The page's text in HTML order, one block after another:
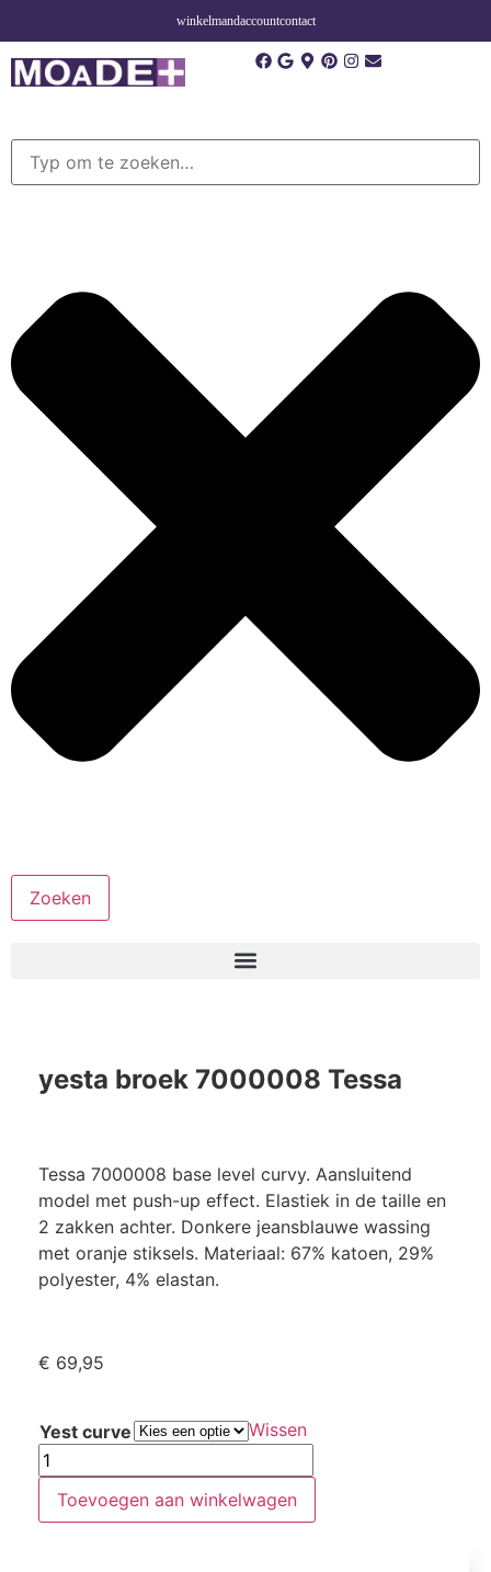
winkelmandaccountcontact
Zoeken
yesta broek 7000008 Tessa
Tessa 7000008 base level curvy. Aansluitend
model met push-up effect. Elastiek in de taille en
2 zakken achter. Donkere jeansblauwe wassing
met oranje stiksels. Materiaal: 67% katoen, 29%
polyester, 4% elastan.
€ 69,95
Yest curve Wissen
Toevoegen aan winkelwagen